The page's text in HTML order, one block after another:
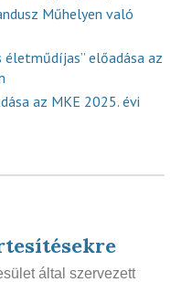
Műhelyen való
életműdíjas” előadása az
az MKE 2025. évi
által szervezett